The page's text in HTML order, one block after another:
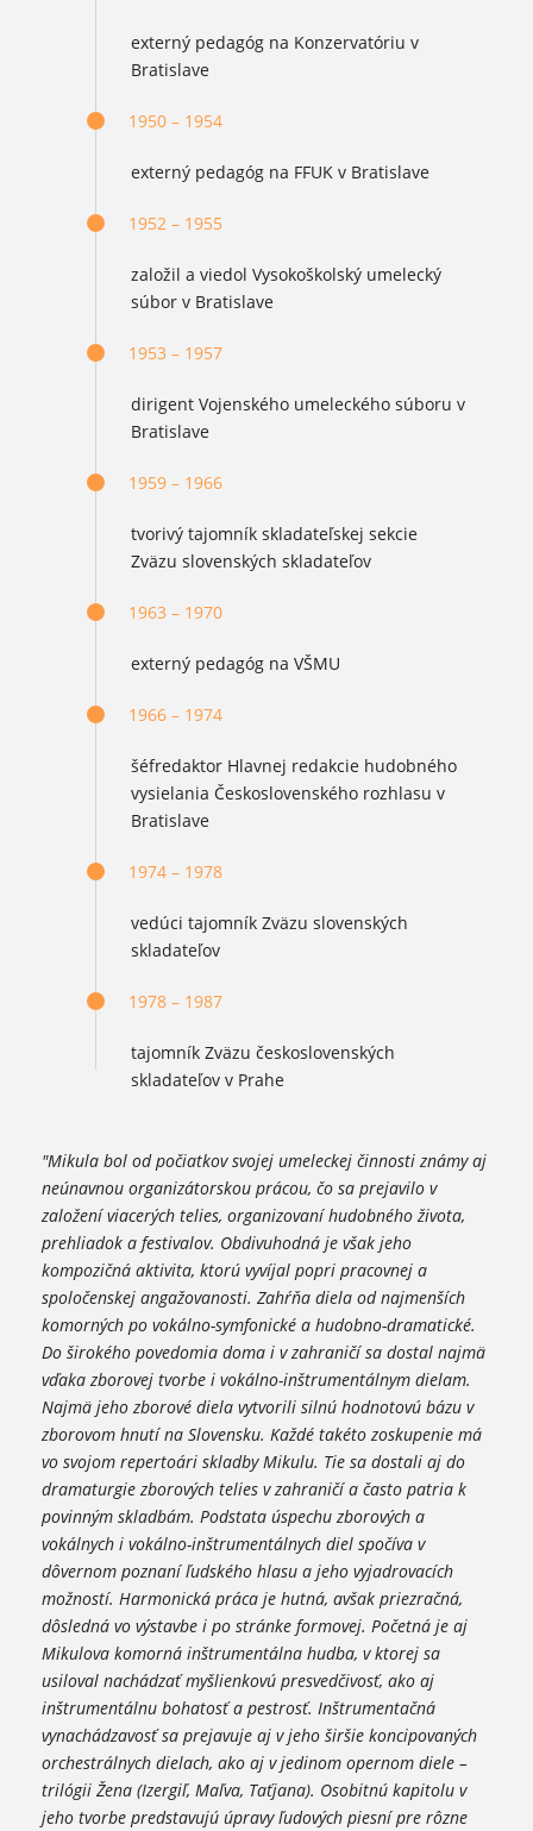
externý pedagóg na Konzervatóriu v
Bratislave
1950 – 1954
externý pedagóg na FFUK v Bratislave
1952 – 1955
založil a viedol Vysokoškolský umelecký
súbor v Bratislave
1953 – 1957
dirigent Vojenského umeleckého súboru v
Bratislave
1959 – 1966
tvorivý tajomník skladateľskej sekcie
Zväzu slovenských skladateľov
1963 – 1970
externý pedagóg na VŠMU
1966 – 1974
šéfredaktor Hlavnej redakcie hudobného
vysielania Československého rozhlasu v
Bratislave
1974 – 1978
vedúci tajomník Zväzu slovenských
skladateľov
1978 – 1987
tajomník Zväzu československých
skladateľov v Prahe
"Mikula bol od počiatkov svojej umeleckej činnosti známy aj
neúnavnou organizátorskou prácou, čo sa prejavilo v
založení viacerých telies, organizovaní hudobného života,
prehliadok a festivalov. Obdivuhodná je však jeho
kompozičná aktivita, ktorú vyvíjal popri pracovnej a
spoločenskej angažovanosti. Zahŕňa diela od najmenších
komorných po vokálno-symfonické a hudobno-dramatické.
Do širokého povedomia doma i v zahraničí sa dostal najmä
vďaka zborovej tvorbe i vokálno-inštrumentálnym dielam.
Najmä jeho zborové diela vytvorili silnú hodnotovú bázu v
zborovom hnutí na Slovensku. Každé takéto zoskupenie má
vo svojom repertoári skladby Mikulu. Tie sa dostali aj do
dramaturgie zborových telies v zahraničí a často patria k
povinným skladbám. Podstata úspechu zborových a
vokálnych i vokálno-inštrumentálnych diel spočíva v
dôvernom poznaní ľudského hlasu a jeho vyjadrovacích
možností. Harmonická práca je hutná, avšak priezračná,
dôsledná vo výstavbe i po stránke formovej. Početná je aj
Mikulova komorná inštrumentálna hudba, v ktorej sa
usiloval nachádzať myšlienkovú presvedčivosť, ako aj
inštrumentálnu bohatosť a pestrosť. Inštrumentačná
vynachádzavosť sa prejavuje aj v jeho širšie koncipovaných
orchestrálnych dielach, ako aj v jedinom opernom diele –
trilógii Žena (Izergiľ, Maľva, Taťjana). Osobitnú kapitolu v
jeho tvorbe predstavujú úpravy ľudových piesní pre rôzne